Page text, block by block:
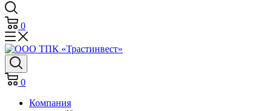
0
0
Компания